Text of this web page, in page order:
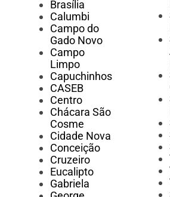
Brasília
Calumbi
Campo do
Gado Novo
Campo
Limpo
Capuchinhos
CASEB
Centro
Chácara São
Cosme
Cidade Nova
Conceição
Cruzeiro
Eucalipto
Gabriela